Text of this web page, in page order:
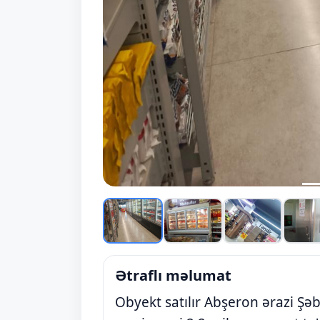
Ətraflı məlumat
Obyekt satılır Abşeron ərazi